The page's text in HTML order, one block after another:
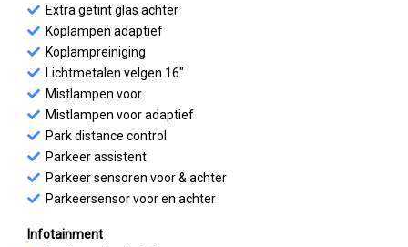
Extra getint glas achter
Koplampen adaptief
Koplampreiniging
Lichtmetalen velgen 16"
Mistlampen voor
Mistlampen voor adaptief
Park distance control
Parkeer assistent
Parkeer sensoren voor & achter
Parkeersensor voor en achter
Infotainment